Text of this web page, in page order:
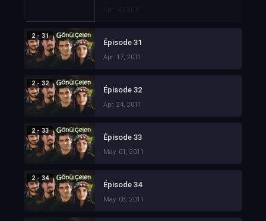
2 - 31
Épisode 31
Apr. 17, 2011
2 - 32
Épisode 32
Apr. 24, 2011
2 - 33
Épisode 33
May. 01, 2011
2 - 34
Épisode 34
May. 08, 2011